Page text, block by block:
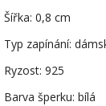
Šířka: 0,8 cm
Typ zapínání:
Ryzost: 925
Barva šperku: bílá